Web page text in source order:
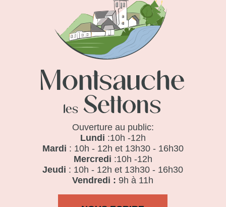
Ouverture au public:
Lundi :10h -12h
Mardi : 10h - 12h et 13h30 - 16h30
Mercredi :10h -12h
Jeudi : 10h - 12h et 13h30 - 16h30
Vendredi : 9h à 11h